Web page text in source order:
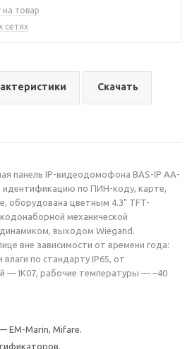
на товар
сетях
Скачать
панель IP-видеодомофона BAS-IP AA-
идентификацию по ПИН-коду, карте,
оборудована цветным 4.3" TFT-
механической
выходом Wiegand.
вне зависимости от времени года:
по стандарту IP65, от
— IK07, рабочие температуры — –40
EM-Marin, Mifare.